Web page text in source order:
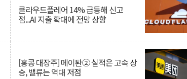
클라우드플레어 14% 급등해 신고
점...AI 지출 확대에 전망 상향
[홍콩 대장주] 메이퇀② 실적은 고속 상
승, 밸류는 역대 저점